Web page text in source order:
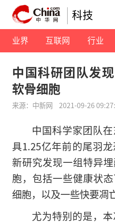
科技
业界 互联网 行业
中国科研团队发
软骨细胞
来源：中新网 2021-09-26
中国科学家团队
具1.25亿年前的尾羽
新研究发现一组特异
胞，包括一些健康状
细胞，以及一些快要凋
尤为特别的是，